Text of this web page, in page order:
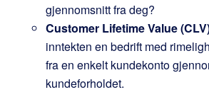
gjennomsnitt fra deg?
Customer Lifetime Value
inntekten en bedrift med
fra en enkelt kundekonto
kundeforholdet.